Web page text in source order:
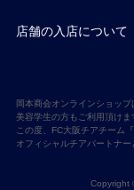
店舗の入店について
岡本商会オンラインショッ
美容学生の方もご利用頂けま
この度、FC大阪チアチーム
オフィシャルチアパートナー
Copyright